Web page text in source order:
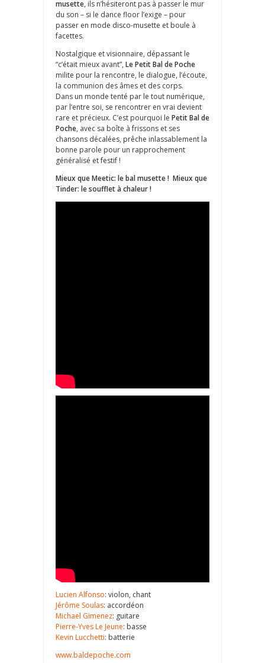
musette, ils n’hésiteront pas à passer le mur
du son – si le dance floor l’exige – pour
passer en mode disco-musette et boule à
facettes.
Nostalgique et visionnaire, dépassant le
“c’était mieux avant”, Le Petit Bal de Poche
milite pour la rencontre, le dialogue, l’écoute,
la communion des âmes et des corps.
Dans un monde tenté par le tout numérique,
par l’entre soi, se rencontrer en vrai devient
rare et précieux. C’est pourquoi le Petit Bal de
Poche, avec sa boîte à frissons et ses
chansons décalées, prêche inlassablement la
bonne parole pour un rapprochement
généralisé et festif !
Mieux que Meetic: le bal musette ! Mieux que
Tinder: le soufflet à chaleur !
Lucien Alfonso: violon, chant
Jérôme Soulas: accordéon
Michael Gimenez: guitare
Pierre-Yves Le Jeune: basse
Kevin Lucchetti: batterie
www.baldepoche.com